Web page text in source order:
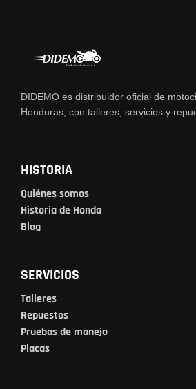
DIDEMO es distribuidor oficial de
Honduras, con talleres, servicios y
HISTORIA
Quiénes somos
Historia de Honda
Blog
SERVICIOS
Talleres
Repuestos
Pruebas de manejo
Placas